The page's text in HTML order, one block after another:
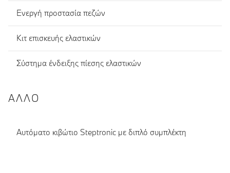
Ενεργή προστασία πεζών
Κιτ επισκευής ελαστικών
Σύστημα ένδειξης πίεσης ελαστικών
ΆΛΛΟ
Αυτόματο κιβώτιο Steptronic με διπλό συμπλέκτη